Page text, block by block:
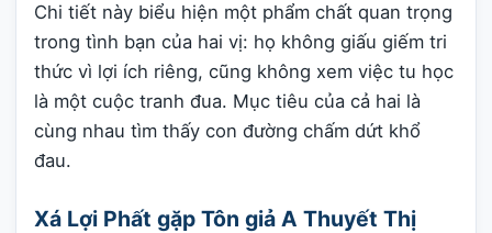
Chi tiết này biểu hiện một phẩm chất quan trọng
trong tình bạn của hai vị: họ không giấu giếm tri
thức vì lợi ích riêng, cũng không xem việc tu học
là một cuộc tranh đua. Mục tiêu của cả hai là
cùng nhau tìm thấy con đường chấm dứt khổ
đau.
Xá Lợi Phất gặp Tôn giả A Thuyết Thị